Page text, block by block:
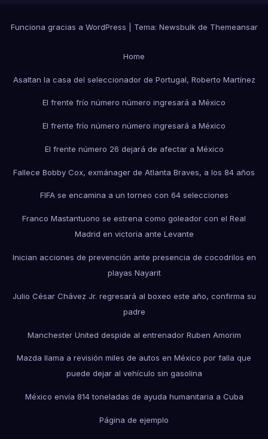
Funciona gracias a WordPress Tema: Newsbulkde Themeansar
Home
Asaltan la casa del seleccionador de Portugal, Roberto Martínez
El frente frío número número ingresará a México
El frente frío número número ingresará a México
El frente número 26 dejará de afectar a México
Fallece Bobby Cox, exmánager de Atlanta Braves, a los 84 años
FIFA se encamina a un torneo con 64 selecciones
Franco Mastantuono se estrena como goleador con el Real
Madrid en victoria ante Levante
Inician acciones de prevención ante presencia de cocodrilos en
playas Nayarit
Julio César Chávez Jr. regresará al boxeo este año, confirma su
padre
Manchester United despide al entrenador Ruben Amorim
Mazda llama a revisión miles de autos en México por falla que
puede dejar al vehículo sin gasolina
México envía 814 toneladas de ayuda humanitaria a Cuba
Página de ejemplo